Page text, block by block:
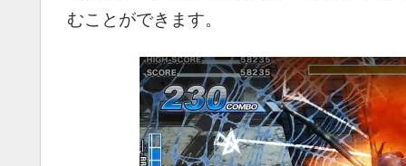
むことができます。